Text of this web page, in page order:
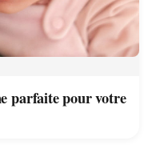
parfaite pour votre